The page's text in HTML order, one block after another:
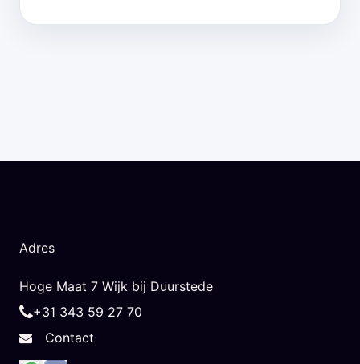
Adres
Hoge Maat 7 Wijk bij Duurstede
+31 343 59 27 70
Contact